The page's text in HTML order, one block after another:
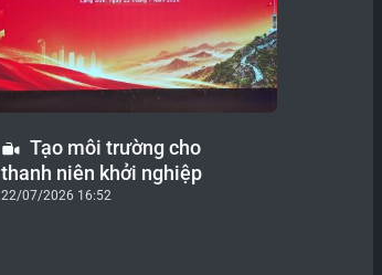
Tạo môi trường cho
thanh niên khởi nghiệp
22/07/2026 16:52